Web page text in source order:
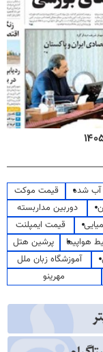
آب شده
قیمت موکت
دوربین مداربسته
قیمت ایمپلنت
هواپیما
پرشین هتل
آموزشگاه زبان ملل
مهرینو